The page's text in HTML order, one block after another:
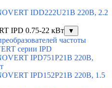
IDD222U21B 220В, 2.2
IPD 0.75-22 кВт
▼
частоты
серии IPD
IPD751P21B 220В,
IPD152P21B 220В, 1.5